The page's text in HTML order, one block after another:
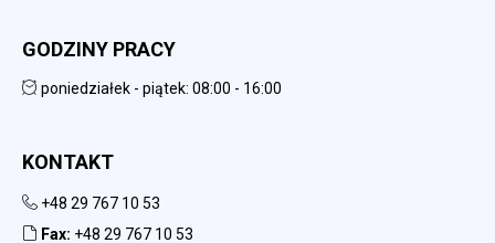
GODZINY PRACY
poniedziałek - piątek: 08:00 - 16:00
KONTAKT
+48 29 767 10 53
Fax: +48 29 767 10 53